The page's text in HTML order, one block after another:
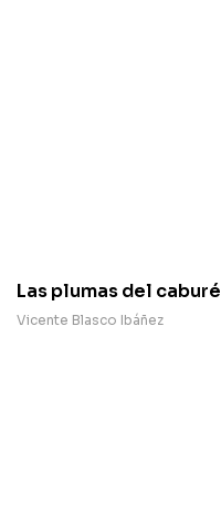
Las plumas del caburé
Vicente Blasco Ibáñez